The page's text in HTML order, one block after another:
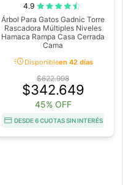
4.9
Árbol Para Gatos Gadnic Torre
Rascadora Múltiples Niveles
Hamaca Rampa Casa Cerrada
Cama
acuteDisponibleen 42 días
$622.998
$342.649
45% OFF
DESDE 6 CUOTAS SIN INTERÉS